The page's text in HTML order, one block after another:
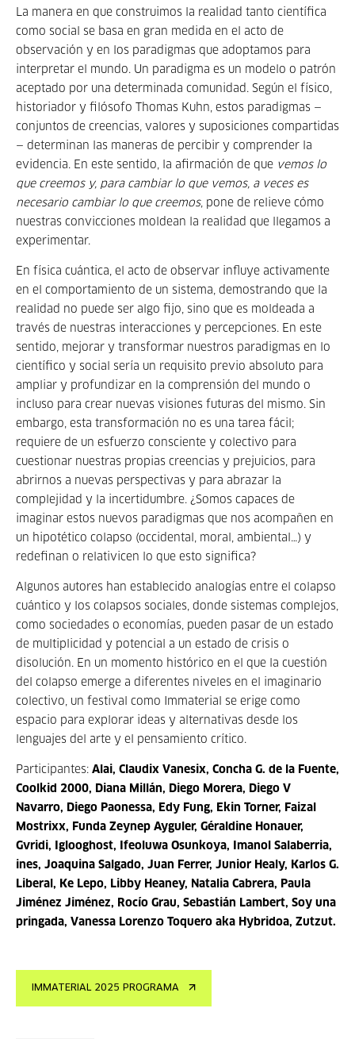
La manera en que construimos la realidad tanto científica
como social se basa en gran medida en el acto de
observación y en los paradigmas que adoptamos para
interpretar el mundo. Un paradigma es un modelo o patrón
aceptado por una determinada comunidad. Según el físico,
historiador y filósofo Thomas Kuhn, estos paradigmas —
conjuntos de creencias, valores y suposiciones compartidas
— determinan las maneras de percibir y comprender la
evidencia. En este sentido, la afirmación de que vemos lo
que creemos y, para cambiar lo que vemos, a veces es
necesario cambiar lo que creemos, pone de relieve cómo
nuestras convicciones moldean la realidad que llegamos a
experimentar.
En física cuántica, el acto de observar influye activamente
en el comportamiento de un sistema, demostrando que la
realidad no puede ser algo fijo, sino que es moldeada a
través de nuestras interacciones y percepciones. En este
sentido, mejorar y transformar nuestros paradigmas en lo
científico y social sería un requisito previo absoluto para
ampliar y profundizar en la comprensión del mundo o
incluso para crear nuevas visiones futuras del mismo. Sin
embargo, esta transformación no es una tarea fácil;
requiere de un esfuerzo consciente y colectivo para
cuestionar nuestras propias creencias y prejuicios, para
abrirnos a nuevas perspectivas y para abrazar la
complejidad y la incertidumbre. ¿Somos capaces de
imaginar estos nuevos paradigmas que nos acompañen en
un hipotético colapso (occidental, moral, ambiental…) y
redefinan o relativicen lo que esto significa?
Algunos autores han establecido analogías entre el colapso
cuántico y los colapsos sociales, donde sistemas complejos,
como sociedades o economías, pueden pasar de un estado
de multiplicidad y potencial a un estado de crisis o
disolución. En un momento histórico en el que la cuestión
del colapso emerge a diferentes niveles en el imaginario
colectivo, un festival como Immaterial se erige como
espacio para explorar ideas y alternativas desde los
lenguajes del arte y el pensamiento crítico.
Participantes: Alai, Claudix Vanesix, Concha G. de la Fuente,
Coolkid 2000, Diana Millán, Diego Morera, Diego V
Navarro, Diego Paonessa, Edy Fung, Ekin Torner, Faizal
Mostrixx, Funda Zeynep Ayguler, Géraldine Honauer,
Gvridi, Iglooghost, Ifeoluwa Osunkoya, Imanol Salaberria,
ines, Joaquina Salgado, Juan Ferrer, Junior Healy, Karlos G.
Liberal, Ke Lepo, Libby Heaney, Natalia Cabrera, Paula
Jiménez Jiménez, Rocío Grau, Sebastián Lambert, Soy una
pringada, Vanessa Lorenzo Toquero aka Hybridoa, Zutzut.
IMMATERIAL 2025 PROGRAMA